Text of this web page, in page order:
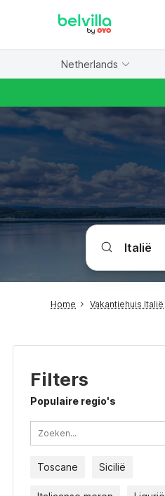
Netherlands
Home Vakantiehuis Italië
Filters
Populaire regio's
Toscane Sicilië